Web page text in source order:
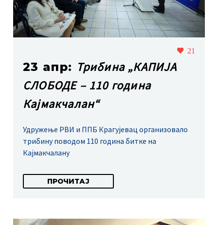
21
23 апр: Трибина „КАПИЈА
СЛОБОДЕ – 110 година
Кајмакчалан“
Удружење РВИ и ППБ Крагујевац организовало
трибину поводом 110 година битке на
Кајмакчалану
ПРОЧИТАЈ